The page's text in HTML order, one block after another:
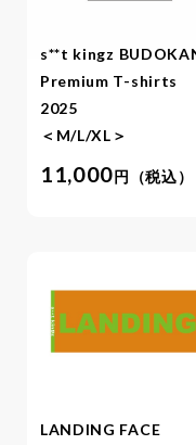
s**t kingz
Premium T-shirts
2025
＜M/L/XL＞
11,000円（税込）
LANDING FACE